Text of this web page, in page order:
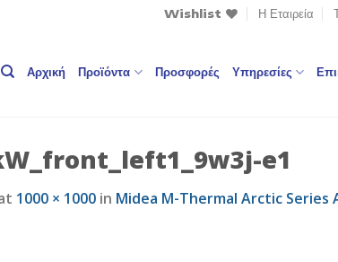
Wishlist Η Εταιρεία
Αρχική Προϊόντα Προσφορές Υπηρεσίες
e1
1000 × 1000 in Midea M-Thermal Arctic Series